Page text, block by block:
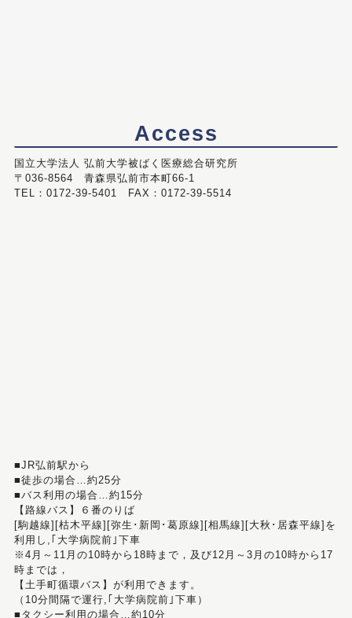
Access
国立大学法人 弘前大学被ばく医療総合研究所
〒036-8564 青森県弘前市本町66-1
TEL：0172-39-5401 FAX：0172-39-5514
■JR弘前駅から
■徒歩の場合…約25分
■バス利用の場合…約15分
【路線バス】６番のりば
[駒越線][枯木平線][弥生･新岡･葛原線][相馬線][大秋･居森平線]を
利用し,｢大学病院前｣下車
※4月～11月の10時から18時まで，及び12月～3月の10時から17
時までは，
【土手町循環バス】が利用できます。
（10分間隔で運行,｢大学病院前｣下車）
■タクシー利用の場合…約10分